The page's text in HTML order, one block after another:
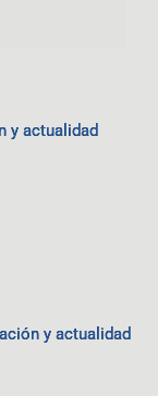
y actualidad
y actualidad